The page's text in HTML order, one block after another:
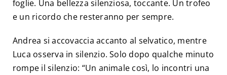
foglie. Una bellezza silenziosa, toccante. Un trofeo
e un ricordo che resteranno per sempre.
Andrea si accovaccia accanto al selvatico, mentre
Luca osserva in silenzio. Solo dopo qualche minuto
rompe il silenzio: “Un animale così, lo incontri una